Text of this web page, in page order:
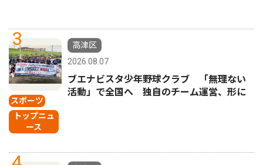
3
スポーツ
トップニュ
ース
高津区
2026.08.07
ブエナビスタ少年野球クラブ 「無理ない
活動」で全国へ 独自のチーム運営、形に